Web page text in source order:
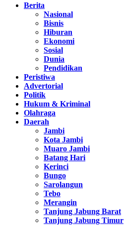
Berita
Nasional
Bisnis
Hiburan
Ekonomi
Sosial
Dunia
Pendidikan
Peristiwa
Advertorial
Politik
Hukum & Kriminal
Olahraga
Daerah
Jambi
Kota Jambi
Muaro Jambi
Batang Hari
Kerinci
Bungo
Sarolangun
Tebo
Merangin
Tanjung Jabung Barat
Tanjung Jabung Timur